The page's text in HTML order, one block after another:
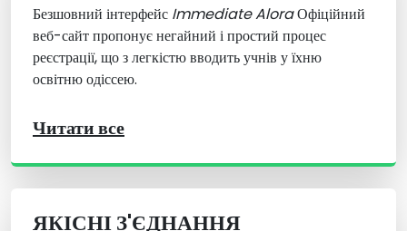
Безшовний інтерфейс Immediate AloraОфіційний
веб-сайт пропонує негайний і простий процес
реєстрації, що з легкістю вводить учнів у їхню
освітню одіссею.
Читати все
ЯКІСНІ З'ЄДНАННЯ